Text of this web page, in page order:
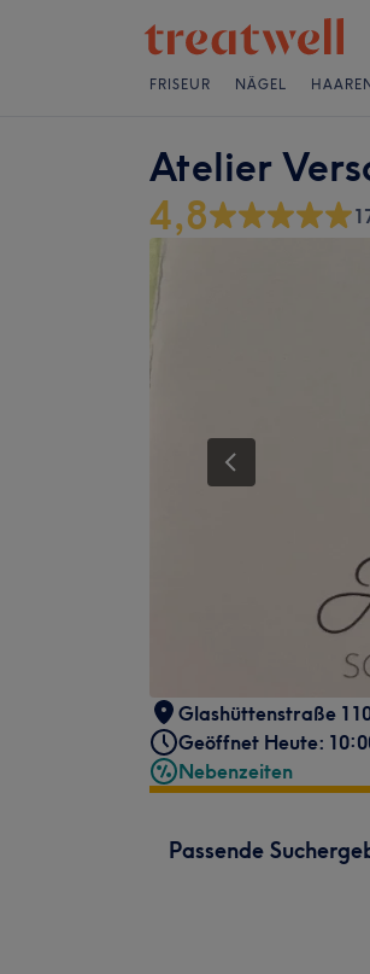
FRISEUR NÄGEL
Atelier
4,8
Glashüttenstraße
Geöffnet Heute:
Nebenzeiten
Passende